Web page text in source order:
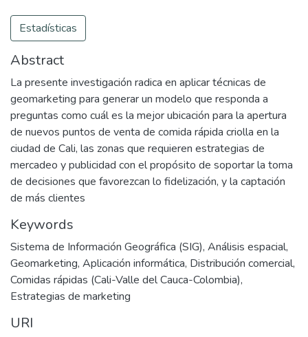
Estadísticas
Abstract
La presente investigación radica en aplicar técnicas de
geomarketing para generar un modelo que responda a
preguntas como cuál es la mejor ubicación para la apertura
de nuevos puntos de venta de comida rápida criolla en la
ciudad de Cali, las zonas que requieren estrategias de
mercadeo y publicidad con el propósito de soportar la toma
de decisiones que favorezcan lo fidelización, y la captación
de más clientes
Keywords
Sistema de Información Geográfica (SIG), Análisis espacial,
Geomarketing, Aplicación informática, Distribución comercial,
Comidas rápidas (Cali-Valle del Cauca-Colombia),
Estrategias de marketing
URI